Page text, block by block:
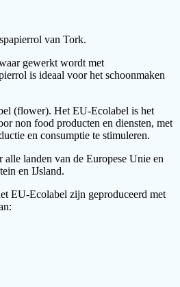
van Tork.
gewerkt wordt met
is ideaal voor het schoonmaken
(flower). Het EU-Ecolabel is het
non food producten en diensten, met
en consumptie te stimuleren.
landen van de Europese Unie en
en IJsland.
EU-Ecolabel zijn geproduceerd met